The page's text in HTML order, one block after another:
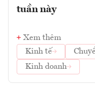
tuần này
Xem thêm
Kinh tế
Kinh doanh